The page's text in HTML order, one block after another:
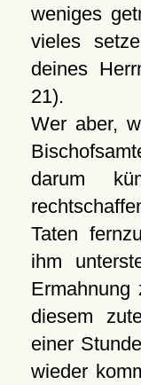
weniges
vieles
deines
21).
Wer aber,
darum
Taten
ihm
diesem
einer
wieder